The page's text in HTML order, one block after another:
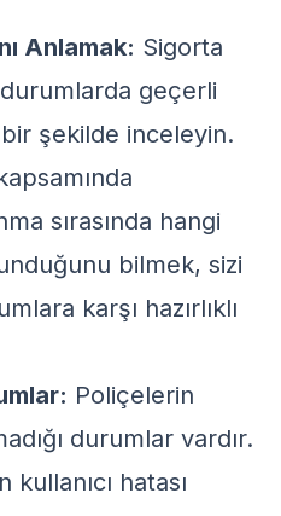
Anlamak: Sigorta
geçerli
şekilde inceleyin.
sırasında hangi
bilmek, sizi
karşı hazırlıklı
Poliçelerin
durumlar vardır.
kullanıcı hatası